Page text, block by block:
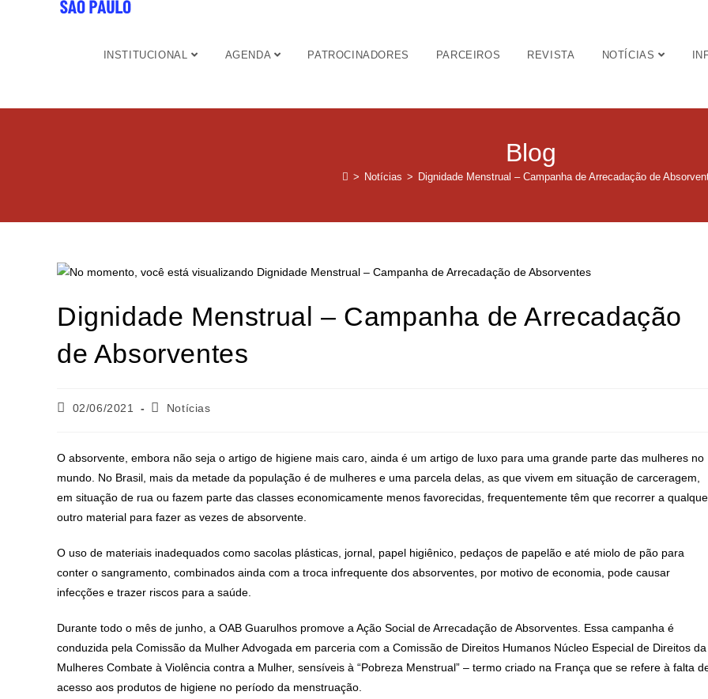
INSTITUCIONAL AGENDA PATROCINADORES PARCEIROS REVISTA NOTÍCIAS
Blog
> Notícias > Dignidade Menstrual – Campanha de Arrecadação de
Dignidade Menstrual – Campanha de Arrecadação
de Absorventes
02/06/2021 Notícias
O absorvente, embora não seja o artigo de higiene mais caro, ainda é um artigo de luxo para uma grande parte das mulheres no
mundo. No Brasil, mais da metade da população é de mulheres e uma parcela delas, as que vivem em situação de carceragem,
em situação de rua ou fazem parte das classes economicamente menos favorecidas, frequentemente têm que recorrer a
outro material para fazer as vezes de absorvente.
O uso de materiais inadequados como sacolas plásticas, jornal, papel higiênico, pedaços de papelão e até miolo de pão para
conter o sangramento, combinados ainda com a troca infrequente dos absorventes, por motivo de economia, pode causar
infecções e trazer riscos para a saúde.
Durante todo o mês de junho, a OAB Guarulhos promove a Ação Social de Arrecadação de Absorventes. Essa campanha é
conduzida pela Comissão da Mulher Advogada em parceria com a Comissão de Direitos Humanos Núcleo Especial de Direitos da
Mulheres Combate à Violência contra a Mulher, sensíveis à “Pobreza Menstrual” – termo criado na França que se refere à falta
acesso aos produtos de higiene no período da menstruação.